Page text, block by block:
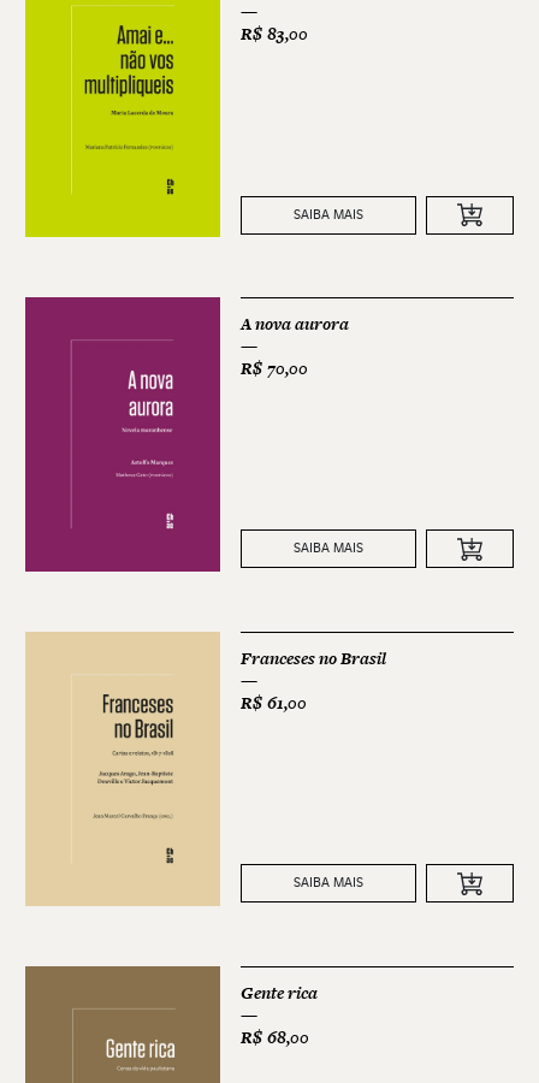
R$ 83,00
SAIBA MAIS
A nova aurora
R$ 70,00
SAIBA MAIS
Franceses no Brasil
R$ 61,00
SAIBA MAIS
Gente rica
R$ 68,00